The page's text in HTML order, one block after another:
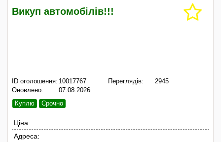
Викуп автомобілів!!!
ID оголошення: 10017767
Оновлено:
07.08.2026
Переглядів: 2945
Куплю Срочно
Ціна:
Адреса: